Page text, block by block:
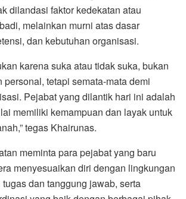
dilandasi faktor kedekatan atau
melainkan murni atas dasar
dan kebutuhan organisasi.
karena suka atau tidak suka, bukan
personal, tetapi semata-mata demi
Pejabat yang dilantik hari ini adalah
memiliki kemampuan dan layak untuk
tegas Khairunas.
meminta para pejabat yang baru
menyesuaikan diri dengan lingkungan
dan tanggung jawab, serta